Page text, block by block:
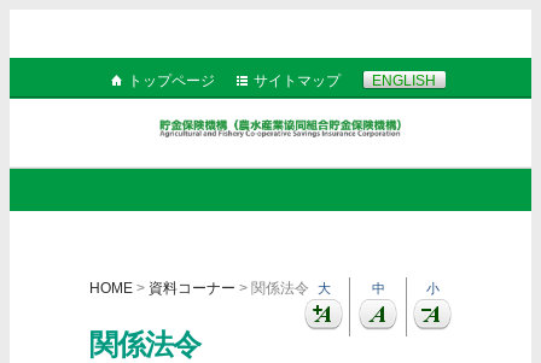
トップページ サイトマップ ENGLISH
HOME > 資料コーナー > 関係法令
関係法令
大 中 小